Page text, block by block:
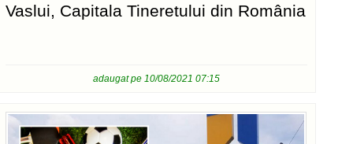
Vaslui, Capitala Tineretului din România
adaugat pe 10/08/2021 07:15